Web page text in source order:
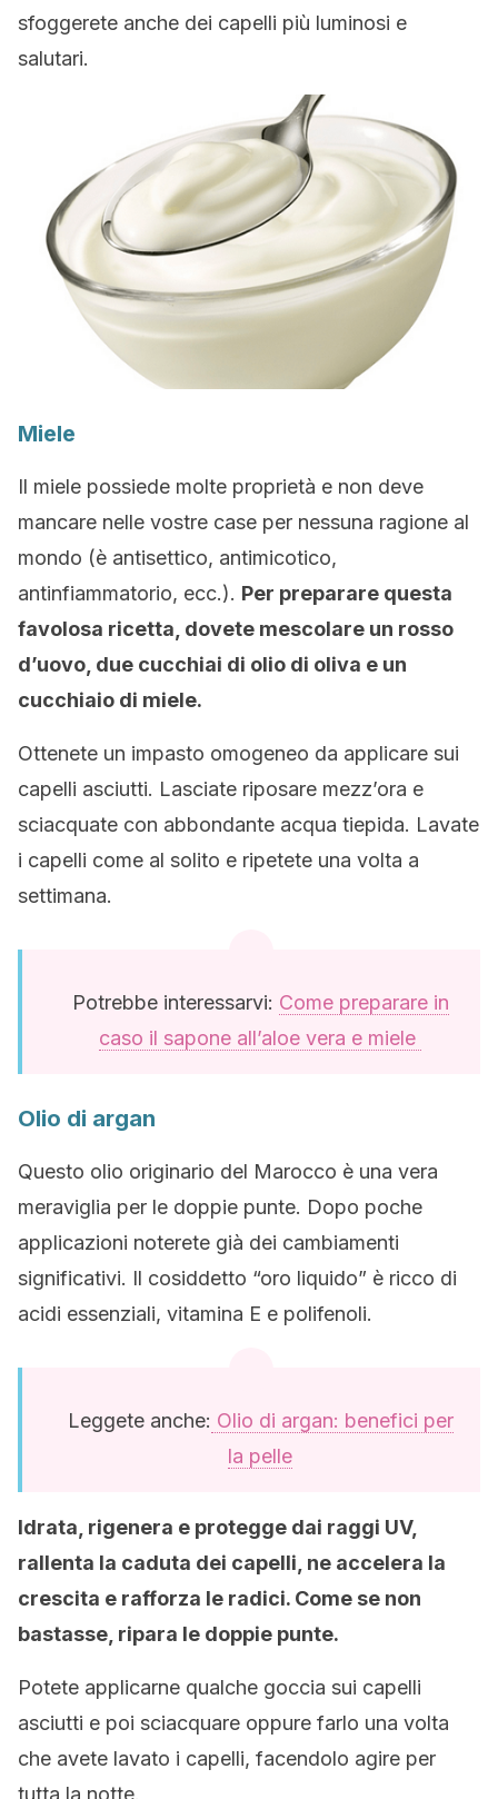
sfoggerete anche dei capelli più luminosi e
salutari.
Miele
Il miele possiede molte proprietà e non deve
mancare nelle vostre case per nessuna ragione al
mondo (è antisettico, antimicotico,
antinfiammatorio, ecc.). Per preparare questa
favolosa ricetta, dovete mescolare un rosso
d’uovo, due cucchiai di olio di oliva e un
cucchiaio di miele.
Ottenete un impasto omogeneo da applicare sui
capelli asciutti. Lasciate riposare mezz’ora e
sciacquate con abbondante acqua tiepida. Lavate
i capelli come al solito e ripetete una volta a
settimana.
Potrebbe interessarvi: Come preparare in
caso il sapone all’aloe vera e miele
Olio di argan
Questo olio originario del Marocco è una vera
meraviglia per le doppie punte. Dopo poche
applicazioni noterete già dei cambiamenti
significativi. Il cosiddetto “oro liquido” è ricco di
acidi essenziali, vitamina E e polifenoli.
Leggete anche: Olio di argan: benefici per
la pelle
Idrata, rigenera e protegge dai raggi UV,
rallenta la caduta dei capelli, ne accelera la
crescita e rafforza le radici. Come se non
bastasse, ripara le doppie punte.
Potete applicarne qualche goccia sui capelli
asciutti e poi sciacquare oppure farlo una volta
che avete lavato i capelli, facendolo agire per
tutta la notte.